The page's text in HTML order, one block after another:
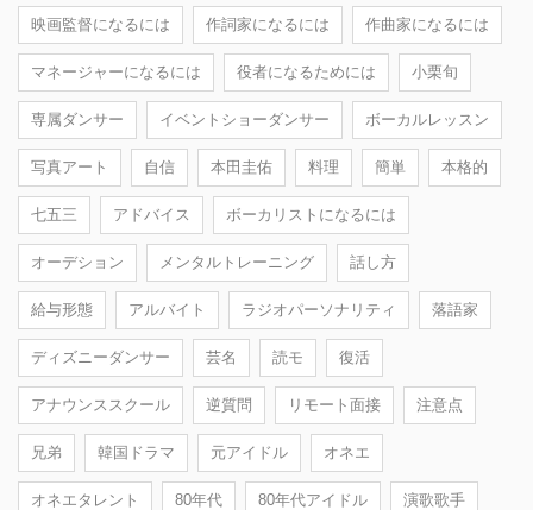
映画監督になるには 作詞家になるには 作曲家になるには
マネージャーになるには 役者になるためには 小栗旬
専属ダンサー イベントショーダンサー ボーカルレッスン
写真アート 自信 本田圭佑 料理 簡単 本格的
七五三 アドバイス ボーカリストになるには
オーデション メンタルトレーニング 話し方
給与形態 アルバイト ラジオパーソナリティ 落語家
ディズニーダンサー 芸名 読モ 復活
アナウンススクール 逆質問 リモート面接 注意点
兄弟 韓国ドラマ 元アイドル オネエ
オネエタレント 80年代 80年代アイドル 演歌歌手